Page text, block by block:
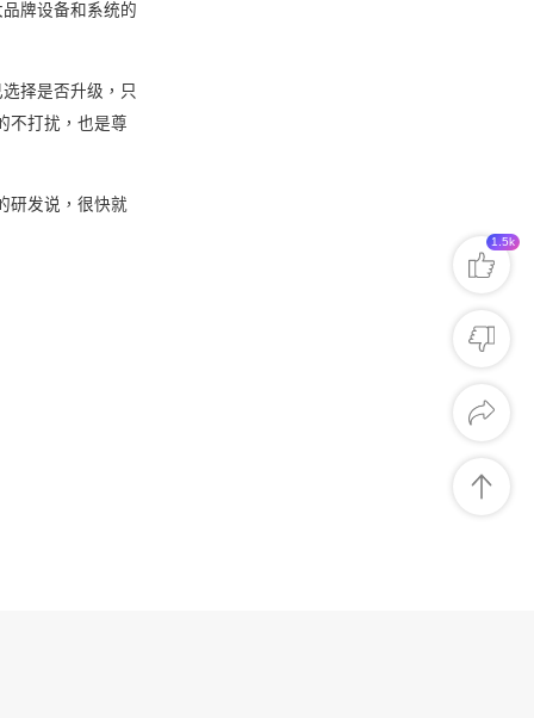
牌设备和系统的
择是否升级，只
不打扰，也是尊
研发说，很快就
1.5k
對我有幫助
期待有更多
表述不清晰
可信度較低
Facebook